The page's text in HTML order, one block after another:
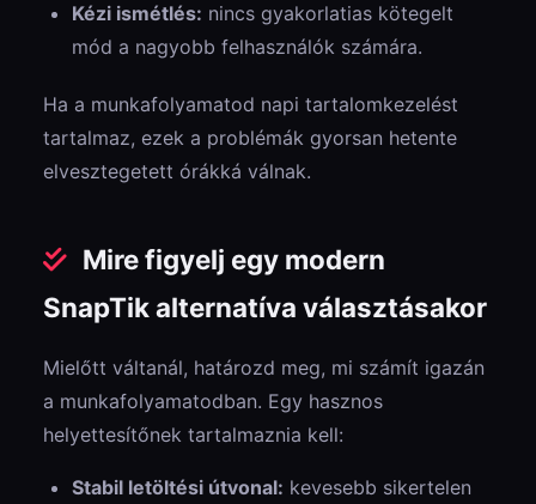
Kézi ismétlés: nincs gyakorlatias kötegelt
mód a nagyobb felhasználók számára.
Ha a munkafolyamatod napi tartalomkezelést
tartalmaz, ezek a problémák gyorsan hetente
elvesztegetett órákká válnak.
Mire figyelj egy modern
SnapTik alternatíva választásakor
Mielőtt váltanál, határozd meg, mi számít igazán
a munkafolyamatodban. Egy hasznos
helyettesítőnek tartalmaznia kell:
Stabil letöltési útvonal: kevesebb sikertelen